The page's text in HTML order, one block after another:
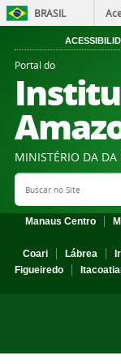
BRASIL
Portal do
MINISTÉRIO DA DA
Search Site
Manaus Centro
Coari
Lábrea
Figueiredo